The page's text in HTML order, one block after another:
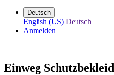
Deutsch
English (US) Deutsch
Anmelden
Einweg